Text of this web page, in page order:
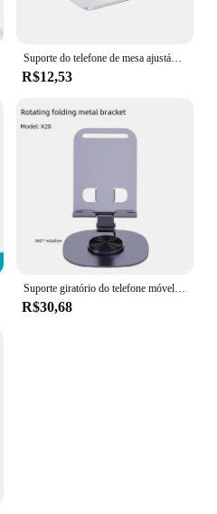
Suporte do telefone de mesa ajustável, mesa universal suporte do telefone celular, livremente levantado e abaixado, iPhone e iPad, Xiaomi
R$12,53
Suporte giratório do telefone móvel, pessoa preguiçosa perseguindo vídeo alívio, fadiga da mão Desktop Tablet Stand, 100% Metal
R$30,68